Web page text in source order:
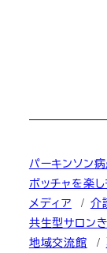
パーキンソン
ボッチャを楽
メディア
介
共生型サロン
地域交流館